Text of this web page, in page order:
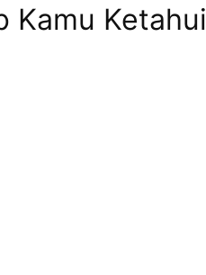
Kamu Ketahui